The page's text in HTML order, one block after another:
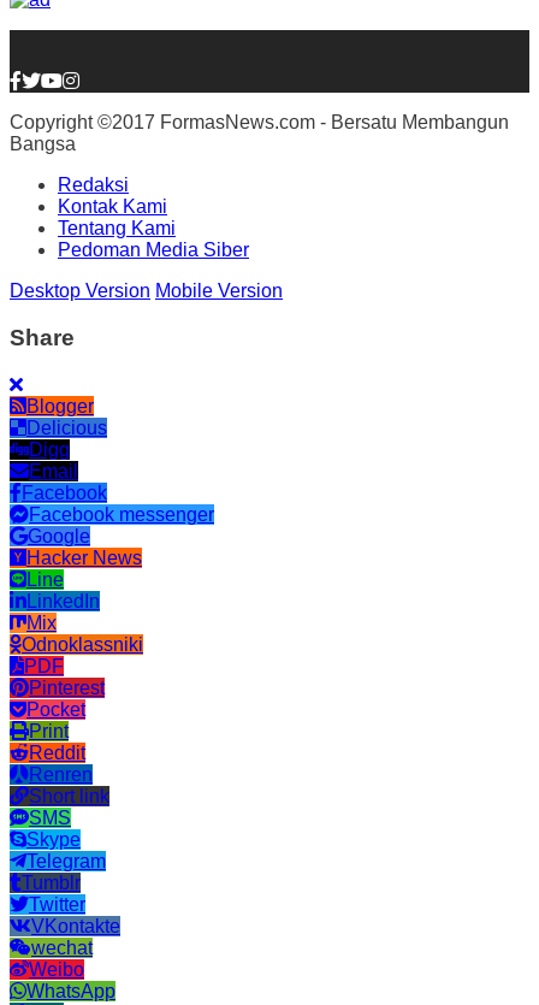
Copyright ©2017 FormasNews.com - Bersatu Membangun
Bangsa
Redaksi
Kontak Kami
Tentang Kami
Pedoman Media Siber
Desktop Version Mobile Version
Share
Blogger
Delicious
Digg
Email
Facebook
Facebook messenger
Google
Hacker News
Line
LinkedIn
Mix
Odnoklassniki
PDF
Pinterest
Pocket
Print
Reddit
Renren
Short link
SMS
Skype
Telegram
Tumblr
Twitter
VKontakte
wechat
Weibo
WhatsApp